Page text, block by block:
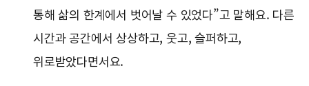
통해 삶의 한계에서 벗어날 수 있었다”고 말해요. 다른
시간과 공간에서 상상하고, 웃고, 슬퍼하고,
위로받았다면서요.